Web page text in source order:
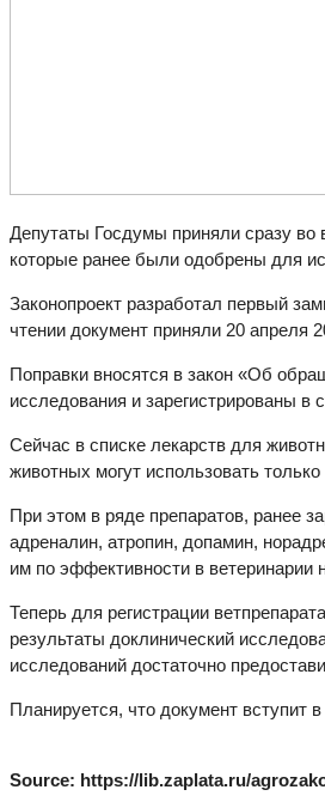
Депутаты Госдумы приняли сразу во
которые ранее были одобрены для
Законопроект разработал первый
чтении документ приняли 20 апреля
Поправки вносятся в закон «Об
исследования и зарегистрированы в
Сейчас в списке лекарств для
животных могут использовать
При этом в ряде препаратов, ранее
адреналин, атропин, допамин,
им по эффективности в ветеринарии
Теперь для регистрации
результаты доклинический
исследований достаточно
Планируется, что документ вступит
Source: https://lib.zaplata.ru/